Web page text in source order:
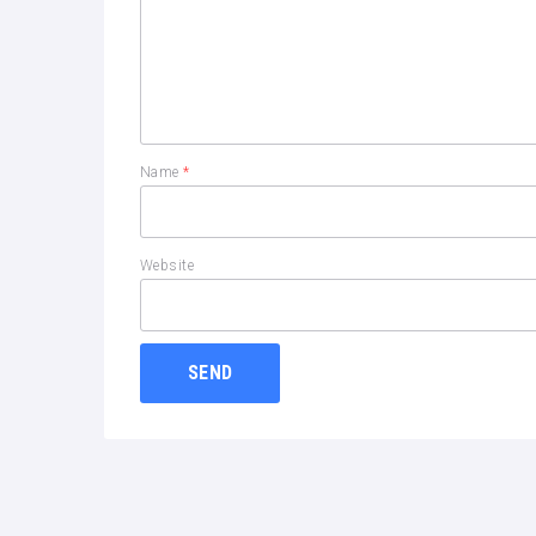
Name*
Website